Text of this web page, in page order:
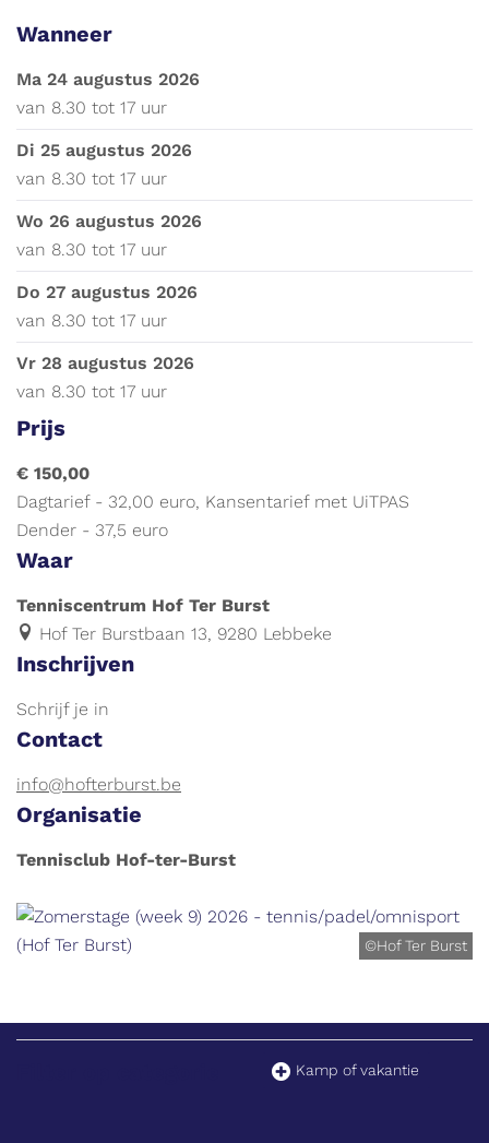
Wanneer
ma 24 augustus 2026
van 8.30 tot 17 uur
di 25 augustus 2026
van 8.30 tot 17 uur
wo 26 augustus 2026
van 8.30 tot 17 uur
do 27 augustus 2026
van 8.30 tot 17 uur
vr 28 augustus 2026
van 8.30 tot 17 uur
Prijs
€ 150,00
Dagtarief - 32,00 euro, Kansentarief met UiTPAS
Dender - 37,5 euro
Waar
Tenniscentrum Hof Ter Burst
Hof Ter Burstbaan 13, 9280 Lebbeke
Inschrijven
Schrijf je in
Contact
E-
mail
info@hofterburst.be
Organisatie
Tennisclub Hof-ter-Burst
©Hof Ter Burst
Kamp of vakantie